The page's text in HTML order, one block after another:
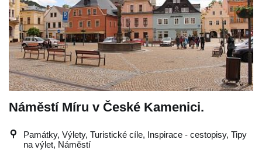
Náměstí Míru v České Kamenici.
Památky, Výlety, Turistické cíle, Inspirace - cestopisy, Tipy
na výlet, Náměstí